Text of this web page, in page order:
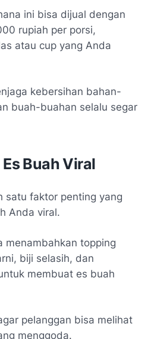
ini bisa dijual dengan
rupiah per porsi,
atau cup yang Anda
kebersihan bahan-
buah-buahan selalu segar
Buah Viral
satu faktor penting yang
Anda viral.
menambahkan topping
biji selasih, dan
membuat es buah
pelanggan bisa melihat
menggoda.